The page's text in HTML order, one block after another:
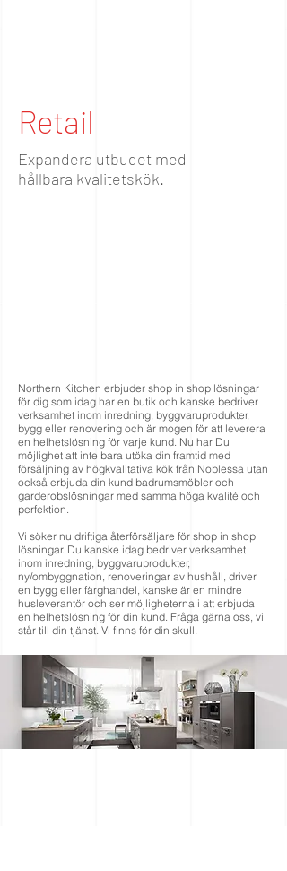
Retail
Expandera utbudet med
hållbara kvalitetskök.
Northern Kitchen erbjuder shop in shop lösningar
för dig som idag har en butik och kanske bedriver
verksamhet inom inredning, byggvaruprodukter,
bygg eller renovering och är mogen för att leverera
en helhetslösning för varje kund. Nu har Du
möjlighet att inte bara utöka din framtid med
försäljning av högkvalitativa kök från Noblessa utan
också erbjuda din kund badrumsmöbler och
garderobslösningar med samma höga kvalité och
perfektion.
Vi söker nu driftiga återförsäljare för shop in shop
lösningar. Du kanske idag bedriver verksamhet
inom inredning, byggvaruprodukter,
ny/ombyggnation, renoveringar av hushåll, driver
en bygg eller färghandel, kanske är en mindre
husleverantör och ser möjligheterna i att erbjuda
en helhetslösning för din kund. Fråga gärna oss, vi
står till din tjänst. Vi finns för din skull.